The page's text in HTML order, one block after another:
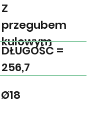
Z
przegubem
kulowym
DŁUGOŚĆ =
256,7
Ø18